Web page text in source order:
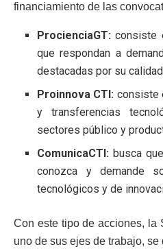
financiamiento de las
ProcienciaGT: consiste
que respondan a
destacadas por su calidad
Proinnova CTI: consiste
y transferencias
sectores público y
ComunicaCTI: busca
conozca y demande
tecnológicos y de
Con este tipo de acciones, la
uno de sus ejes de trabajo, se